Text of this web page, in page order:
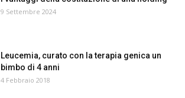
9 Settembre 2024
Leucemia, curato con la terapia genica un
bimbo di 4 anni
4 Febbraio 2018